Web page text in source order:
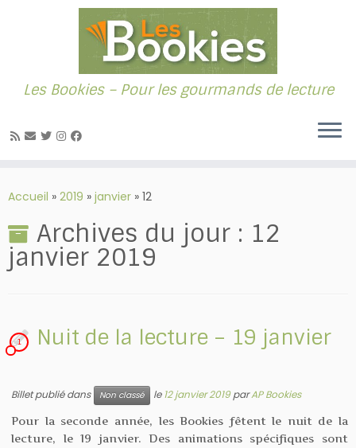
au
Les Bookies – Pour les gourmands de lecture
Accueil » 2019 » janvier » 12
Archives du jour : 12
janvier 2019
Nuit de la lecture – 19 janvier
1
Billet publié dans Non classé le12 janvier 2019parAP Bookies
Pour la seconde année, les Bookies fêtent le nuit de la
lecture, le 19 janvier. Des animations spécifiques sont